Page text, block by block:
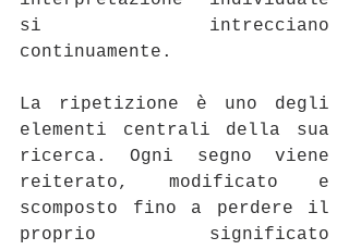
si intrecciano
continuamente.
La ripetizione è uno degli
elementi centrali della sua
ricerca. Ogni segno viene
reiterato, modificato e
scomposto fino a perdere il
proprio significato